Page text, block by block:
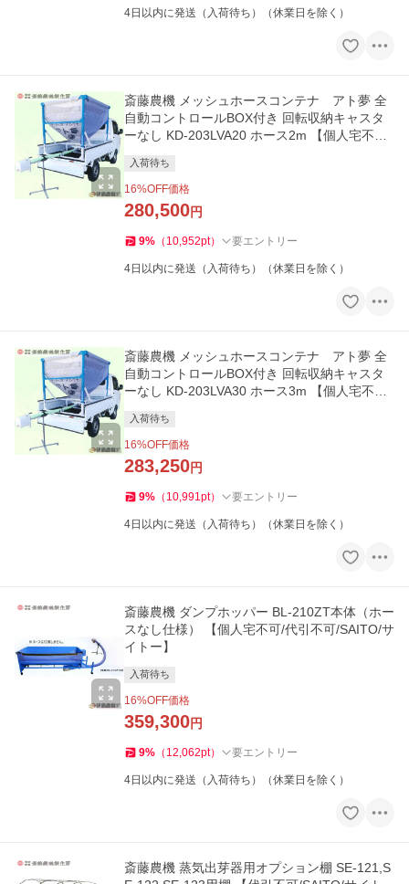
4日以内に発送（入荷待ち）（休業日を除く）
斎藤農機 メッシュホースコンテナ アト夢 全
自動コントロールBOX付き 回転収納キャスタ
ーなし KD-203LVA20 ホース2m 【個人宅不可/
入荷待ち
16%OFF価格
280,500円
9% （ 10,952pt） 要エントリー
4日以内に発送（入荷待ち）（休業日を除く）
斎藤農機 メッシュホースコンテナ アト夢 全
自動コントロールBOX付き 回転収納キャスタ
ーなし KD-203LVA30 ホース3m 【個人宅不可/
入荷待ち
16%OFF価格
283,250円
9% （ 10,991pt） 要エントリー
4日以内に発送（入荷待ち）（休業日を除く）
斎藤農機 ダンプホッパー BL-210ZT本体（ホー
スなし仕様） 【個人宅不可/代引不可/SAITO/サ
イトー】
入荷待ち
16%OFF価格
359,300円
9% （ 12,062pt） 要エントリー
4日以内に発送（入荷待ち）（休業日を除く）
斎藤農機 蒸気出芽器用オプション棚 SE-121,S